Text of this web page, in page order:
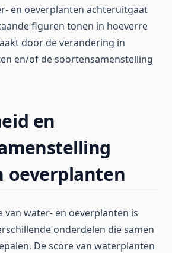
en oeverplanten achteruitgaat
figuren tonen in hoeverre
door de verandering in
en/of de soortensamenstelling
en
oeverplanten
van water- en oeverplanten is
onderdelen die samen
De score van waterplanten